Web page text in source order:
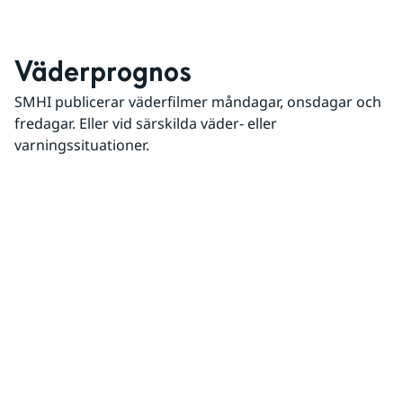
Väderprognos
SMHI publicerar väderfilmer måndagar, onsdagar och
fredagar. Eller vid särskilda väder- eller
varningssituationer.